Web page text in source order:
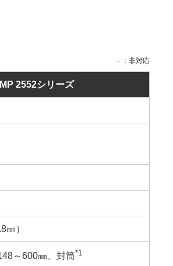
－：非対応
2552シリーズ
）
～600㎜、封筒*1